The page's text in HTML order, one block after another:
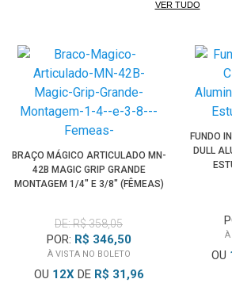
frequência, ideal para estúdio de
cinema, entre outros
AEspuma para Isolamento Sonoro
usada em estúdios, salas de ensaio,
igrejas, estúdios vocais, escritórios,
muito mais.
VER TUDO
BRAÇO MÁGICO ARTICULADO MN-
42B MAGIC GRIP GRANDE
MONTAGEM 1/4" E 3/8" (FÊMEAS)
DE: R$ 358,05
POR: R$ 346,50
À VISTA NO BOLETO
OU 12XDE R$ 31,96
FUNDO
DULL
À
OU